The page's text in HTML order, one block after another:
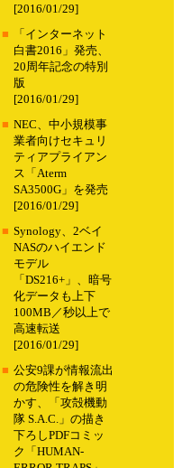
[2016/01/29]
■
「インターネット
白書2016」発売、
20周年記念の特別
版
[2016/01/29]
■ NEC、中小規模事
業者向けセキュリ
ティアプライアン
ス「Aterm
SA3500G」を発売
[2016/01/29]
■ Synology、2ベイ
NASのハイエンド
モデル
「DS216+」、暗号
化データも上下
100MB／秒以上で
高速転送
[2016/01/29]
■ 公安9課が情報流出
の危険性を解き明
かす、「攻殻機動
隊 S.A.C.」の描き
下ろしPDFコミッ
ク「HUMAN-